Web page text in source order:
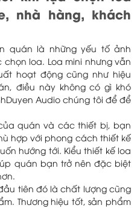
nhà hàng, khách
quán là những yếu tố ảnh
loa. Loa mini nhưng vẫn
hoạt động cũng như hiệu
điều này không có gì khó
Audio chúng tôi để để
quán và các thiết bị, bạn
hợp với phong cách thiết kế
hướng tới. Kiểu thiết kế loa
quán bạn trở nên đặc biệt
tiên đó là chất lượng cũng
Thương hiệu tốt, sản phẩm